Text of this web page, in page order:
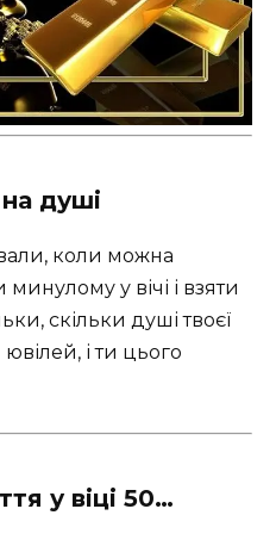
душі
коли можна
минулому у вічі і взяти
скільки душі твоєї
і ти цього
у віці 50…